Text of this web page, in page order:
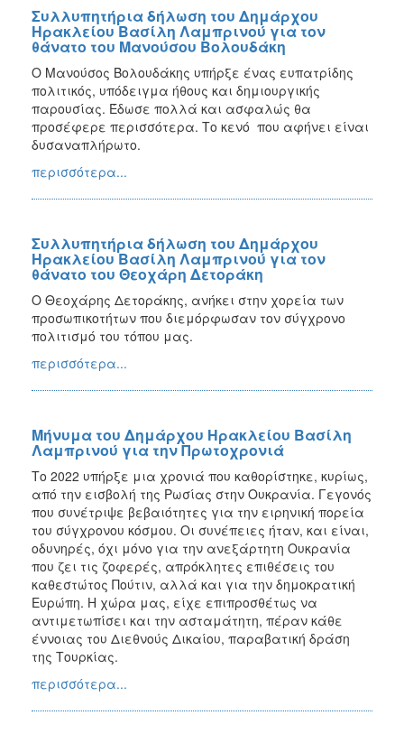
Συλλυπητήρια δήλωση του Δημάρχου
Ηρακλείου Βασίλη Λαμπρινού για τον
θάνατο του Μανούσου Βολουδάκη
Ο Μανούσος Βολουδάκης υπήρξε ένας ευπατρίδης
πολιτικός, υπόδειγμα ήθους και δημιουργικής
παρουσίας. Έδωσε πολλά και ασφαλώς θα
προσέφερε περισσότερα. Το κενό που αφήνει είναι
δυσαναπλήρωτο.
περισσότερα...
Συλλυπητήρια δήλωση του Δημάρχου
Ηρακλείου Βασίλη Λαμπρινού για τον
θάνατο του Θεοχάρη Δετοράκη
Ο Θεοχάρης Δετοράκης, ανήκει στην χορεία των
προσωπικοτήτων που διεμόρφωσαν τον σύγχρονο
πολιτισμό του τόπου μας.
περισσότερα...
Μήνυμα του Δημάρχου Ηρακλείου Βασίλη
Λαμπρινού για την Πρωτοχρονιά
Το 2022 υπήρξε μια χρονιά που καθορίστηκε, κυρίως,
από την εισβολή της Ρωσίας στην Ουκρανία. Γεγονός
που συνέτριψε βεβαιότητες για την ειρηνική πορεία
του σύγχρονου κόσμου. Οι συνέπειες ήταν, και είναι,
οδυνηρές, όχι μόνο για την ανεξάρτητη Ουκρανία
που ζει τις ζοφερές, απρόκλητες επιθέσεις του
καθεστώτος Πούτιν, αλλά και για την δημοκρατική
Ευρώπη. Η χώρα μας, είχε επιπροσθέτως να
αντιμετωπίσει και την ασταμάτητη, πέραν κάθε
έννοιας του Διεθνούς Δικαίου, παραβατική δράση
της Τουρκίας.
περισσότερα...